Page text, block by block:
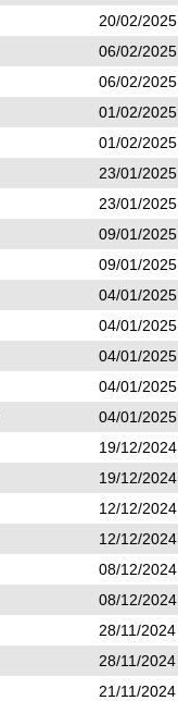
20/02/
06/02/
06/02/
01/02/
01/02/
23/01/
23/01/
09/01/
09/01/
04/01/
04/01/
04/01/
04/01/
04/01/
19/12/
19/12/
12/12/
12/12/
08/12/
08/12/
28/11/
28/11/
21/11/